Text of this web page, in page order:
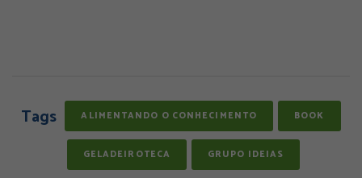
Tags ALIMENTANDO O CONHECIMENTO BOOK
GELADEIROTECA GRUPO IDEIAS